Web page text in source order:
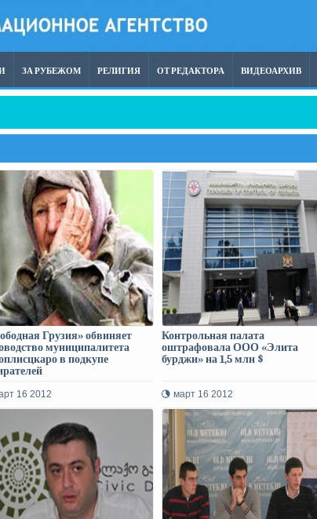
ЗА РУБЕЖОМ РЕЛИГИЯ ОТ РЕДАКТОРА ВИДЕОАРХИВ
Гии Барамидзе
Грузия» обвиняет
муниципалитета
в подкупе
16 2012
Контрольная палата
оштрафовала ООО «Элита
бурджи» на 1,5 млн $
март 16 2012